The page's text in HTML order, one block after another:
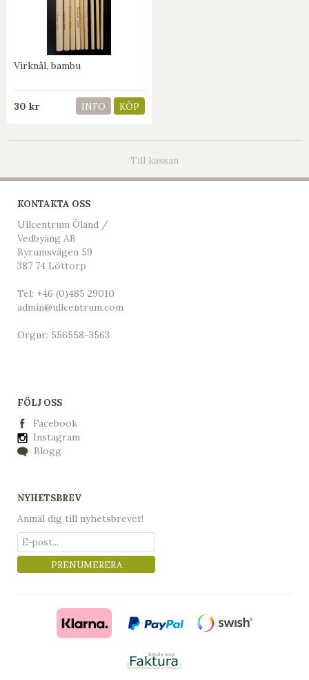
Virknål, bambu
30 kr INFO KÖP
Till kassan
KONTAKTA OSS
Ullcentrum Öland /
Vedbyäng AB
Byrumsvägen 59
387 74 Löttorp
Tel: +46 (0)485 29010
admin@ullcentrum.com
Orgnr: 556558-3563
FÖLJ OSS
Facebook
Instagram
Blogg
NYHETSBREV
Anmäl dig till nyhetsbrevet!
PRENUMERERA